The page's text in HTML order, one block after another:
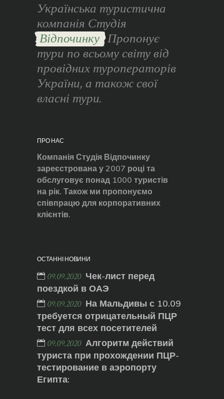
Українська туристична
компанія Студія
Відпочинку Пропонує
тури по всьому світу від
провідних туроператорів
України, а також свої
власні тури.
ПРО НАС
Компанія Студія Відпочинку
зареєстрована у 2007 році та
обслуговує понад 1000 туристів
на рік. Також ми пропонуємо
співпрацю для корпоративних
клієнтів.
ОСТАННІ НОВИНИ
09.09.2020 Чек-лист перед
поездкой в ОАЭ
09.09.2020 На Мальдивы с 10.09
требуется отрицательный ПЦР
тест для всех посетителей
09.09.2020 Алгоритм действий
туриста при прохождении ПЦР-
тестирование в аэропорту
Египта: